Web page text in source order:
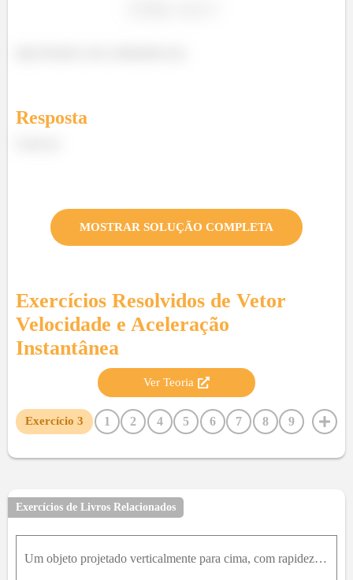
Resposta
MOSTRAR SOLUÇÃO COMPLETA
Exercícios Resolvidos de Vetor
Velocidade e Aceleração
Instantânea
Ver Teoria
Exercício 3 1 2 4 5 6 7 8
9
32
33 34 35 36 37 38
Exercícios de Livros Relacionados
Um objeto projetado verticalmente para cima, com rapidez inicial v 0 , atinge uma altura máxima h acima de seu ponto de lançamento. Outro objeto, projetado para cima com rapidez inicial 2 v 0 da mesma